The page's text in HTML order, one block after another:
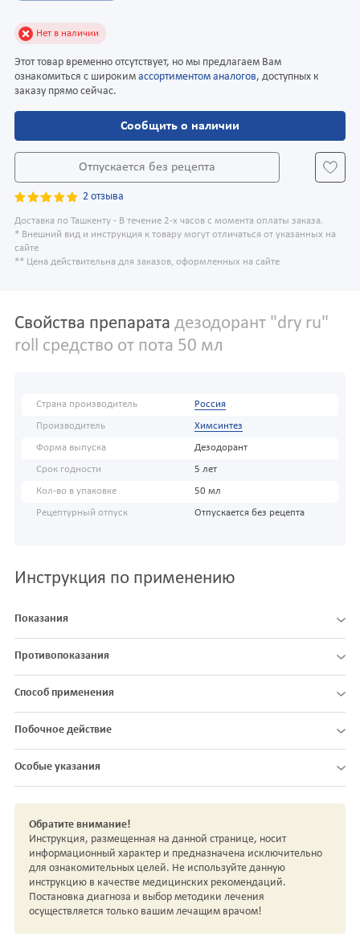
Нет в наличии
Этот товар временно отсутствует, но мы предлагаем Вам
ознакомиться с широким ассортиментом аналогов, доступных к
заказу прямо сейчас.
Сообщить о наличии
Отпускается без рецепта
2 отзыва
Доставка по Ташкенту - В течение 2-х часов с момента оплаты заказа.
* Внешний вид и инструкция к товару могут отличаться от указанных на
сайте
** Цена действительна для заказов, оформленных на сайте
Свойства препарата дезодорант "dry ru"
roll средство от пота 50 мл
Страна производитель Россия
Производитель Химсинтез
Форма выпуска Дезодорант
Срок годности 5 лет
Кол-во в упаковке 50 мл
Рецептурный отпуск Отпускается без рецепта
Инструкция по применению
Показания
Противопоказания
Способ применения
Побочное действие
Особые указания
Обратите внимание!
Инструкция, размещенная на данной странице, носит
информационный характер и предназначена исключительно
для ознакомительных целей. Не используйте данную
инструкцию в качестве медицинских рекомендаций.
Постановка диагноза и выбор методики лечения
осуществляется только вашим лечащим врачом!